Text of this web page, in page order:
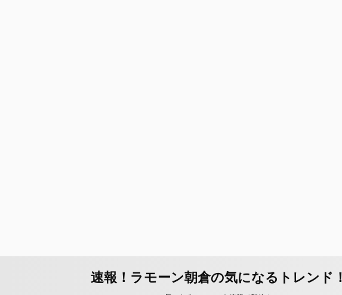
速報！ラモーン朝倉の気になるトレンド！